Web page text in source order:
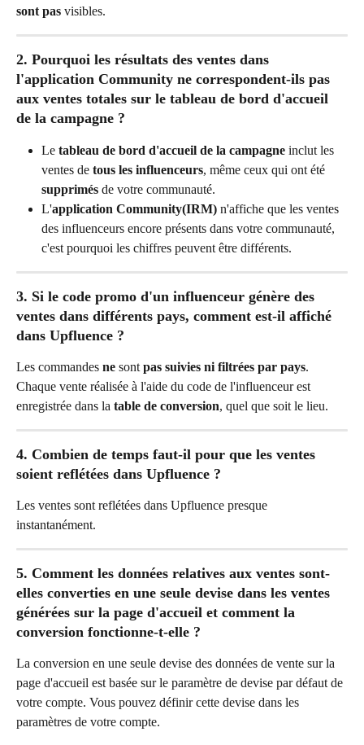
sont pas visibles.
2. Pourquoi les résultats des ventes dans
l'application Community ne correspondent-ils pas
aux ventes totales sur le tableau de bord d'accueil
de la campagne ?
Le tableau de bord d'accueil de la campagne inclut les
ventes de tous les influenceurs, même ceux qui ont été
supprimés de votre communauté.
L'application Community(IRM) n'affiche que les ventes
des influenceurs encore présents dans votre communauté,
c'est pourquoi les chiffres peuvent être différents.
3. Si le code promo d'un influenceur génère des
ventes dans différents pays, comment est-il affiché
dans Upfluence ?
Les commandes ne sont pas suivies ni filtrées par pays.
Chaque vente réalisée à l'aide du code de l'influenceur est
enregistrée dans la table de conversion, quel que soit le lieu.
4. Combien de temps faut-il pour que les ventes
soient reflétées dans Upfluence ?
Les ventes sont reflétées dans Upfluence presque
instantanément.
5. Comment les données relatives aux ventes sont-
elles converties en une seule devise dans les ventes
générées sur la page d'accueil et comment la
conversion fonctionne-t-elle ?
La conversion en une seule devise des données de vente sur la
page d'accueil est basée sur le paramètre de devise par défaut de
votre compte. Vous pouvez définir cette devise dans les
paramètres de votre compte.